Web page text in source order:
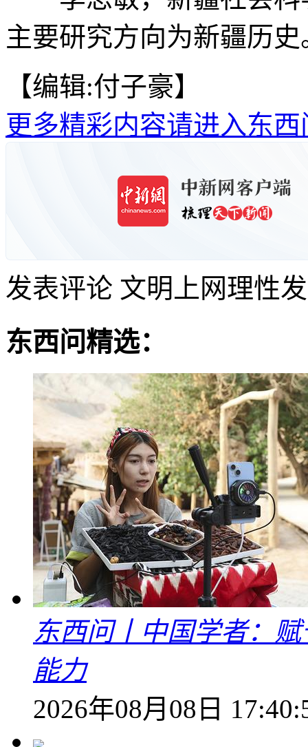
主要研究方向为新疆历史
【编辑:付子豪】
更多精彩内容请进入东西
发表评论 文明上网理性
东西问精选：
东西问丨中国学者：
能力
2026年08月08日